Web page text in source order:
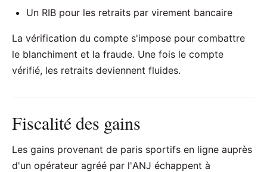
Un RIB pour les retraits par virement bancaire
La vérification du compte s'impose pour combattre
le blanchiment et la fraude. Une fois le compte
vérifié, les retraits deviennent fluides.
Fiscalité des gains
Les gains provenant de paris sportifs en ligne auprès
d'un opérateur agréé par l'ANJ échappent à